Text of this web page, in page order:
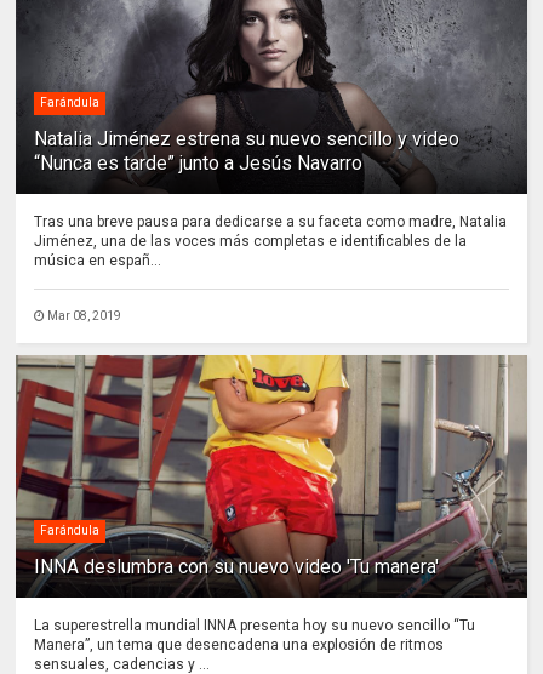
Farándula
Natalia Jiménez estrena su nuevo sencillo y video
“Nunca es tarde” junto a Jesús Navarro
Tras una breve pausa para dedicarse a su faceta como madre, Natalia
Jiménez, una de las voces más completas e identificables de la
música en españ...
Mar 08, 2019
Farándula
INNA deslumbra con su nuevo video 'Tu manera'
La superestrella mundial INNA presenta hoy su nuevo sencillo “Tu
Manera”, un tema que desencadena una explosión de ritmos
sensuales, cadencias y ...